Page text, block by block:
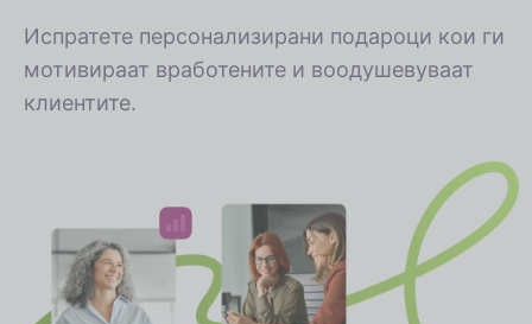
Испратете персонализирани подароци кои ги
мотивираат вработените и воодушевуваат
клиентите.